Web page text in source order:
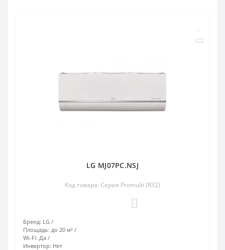
LG MJ07PC.NSJ
Код товара: Серия Promulti (R32)
Бренд: LG
Площадь: до 20 м²
Wi-Fi: Да
Инвертор: Нет